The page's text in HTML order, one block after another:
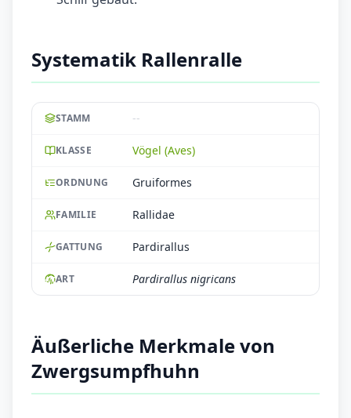
Systematik Rallenralle
STAMM --
KLASSE Vögel (Aves)
ORDNUNG Gruiformes
FAMILIE Rallidae
GATTUNG Pardirallus
ART Pardirallus nigricans
Äußerliche Merkmale von
Zwergsumpfhuhn